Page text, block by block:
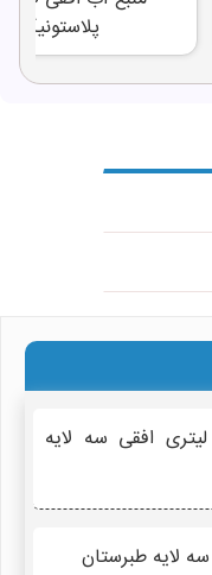
پلاستونیک
ویژگی های کلیدی مخزن آب 70 لیتری افقی سه لایه